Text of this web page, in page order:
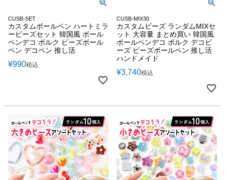
CUSB-SET
カスタムボールペン ハートミラ
ービーズセット 韓国風 ボール
ペンデコ ボルク ビーズボール
ペン デコペン 推し活
¥990税込
CUSB-MIX30
カスタムビーズ ランダムMIXセ
ット 大容量 まとめ買い 韓国風
ボールペンデコ ボルク デコビ
ーズ ビーズボールペン 推し活
ハンドメイド
¥3,740税込